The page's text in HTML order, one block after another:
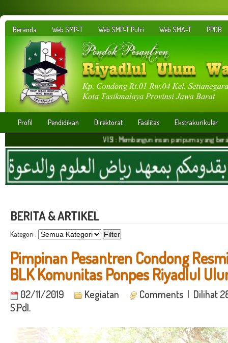
Beranda Web SMP-T Web SMP-T Putri Web SMA-T PPDB
Profil Pendidikan Direktorat Fasilitas
Ekstrakurikuler
VISI : Membangun insan paripurna yang
BERITA & ARTIKEL
Kategori :
Pimpinan Pesantren Condong
BLK Komunitas Ponpes Riyadlul
02/11/2019 Kegiatan Comments | Dilihat
S.PdI.